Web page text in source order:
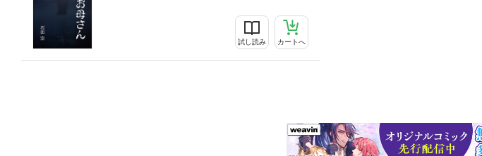
試し読み カートへ